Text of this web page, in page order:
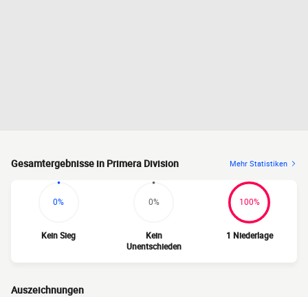
Gesamtergebnisse in Primera Division Mehr Statistiken
0%
Kein Sieg
0%
Kein
Unentschieden
100%
1 Niederlage
Auszeichnungen